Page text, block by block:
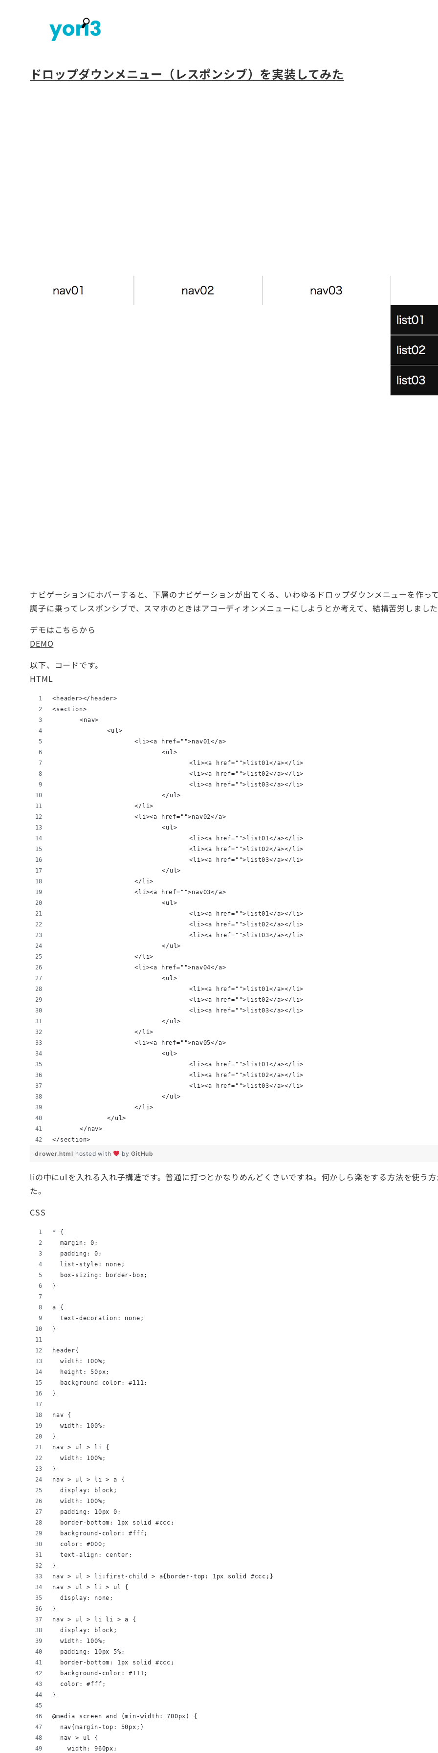
ドロップダウンメニュー（レスポンシブ）を実装してみた
ナビゲーションにホバーすると、下層のナビゲーションが出てくる、いわゆるドロップダウンメニューを作って
調子に乗ってレスポンシブで、スマホのときはアコーディオンメニューにしようとか考えて、結構苦労しました
デモはこちらから
DEMO
以下、コードです。
HTML
<header></header>
<section>
	<nav>
		<ul>
			<li><a href="">nav01</a>
				<ul>
					<li><a href="">list01</a></li>
					<li><a href="">list02</a></li>
					<li><a href="">list03</a></li>
				</ul>
			</li>
			<li><a href="">nav02</a>
				<ul>
					<li><a href="">list01</a></li>
					<li><a href="">list02</a></li>
					<li><a href="">list03</a></li>
				</ul>
			</li>
			<li><a href="">nav03</a>
				<ul>
					<li><a href="">list01</a></li>
					<li><a href="">list02</a></li>
					<li><a href="">list03</a></li>
				</ul>
			</li>
			<li><a href="">nav04</a>
				<ul>
					<li><a href="">list01</a></li>
					<li><a href="">list02</a></li>
					<li><a href="">list03</a></li>
				</ul>
			</li>
			<li><a href="">nav05</a>
				<ul>
					<li><a href="">list01</a></li>
					<li><a href="">list02</a></li>
					<li><a href="">list03</a></li>
				</ul>
			</li>
		</ul>
	</nav>
</section>
drower.html hosted with byGitHub
liの中にulを入れる入れ子構造です。普通に打つとかなりめんどくさいですね。何かしら楽をする方法を使う
た。
CSS
* {
  margin: 0;
  padding: 0;
  list-style: none;
  box-sizing: border-box;
}
a {
  text-decoration: none;
}
header{
  width: 100%;
  height: 50px;
  background-color: #111;
}
nav {
  width: 100%;
}
nav > ul > li {
  width: 100%;
}
nav > ul > li > a {
  display: block;
  width: 100%;
  padding: 10px 0;
  border-bottom: 1px solid #ccc;
  background-color: #fff;
  color: #000;
  text-align: center;
}
nav > ul > li:first-child > a{border-top: 1px solid #ccc;}
nav > ul > li > ul {
  display: none;
}
nav > ul > li li > a {
  display: block;
  width: 100%;
  padding: 10px 5%;
  border-bottom: 1px solid #ccc;
  background-color: #111;
  color: #fff;
}
@media screen and (min-width: 700px) {
  nav{margin-top: 50px;}
  nav > ul {
    width: 960px;